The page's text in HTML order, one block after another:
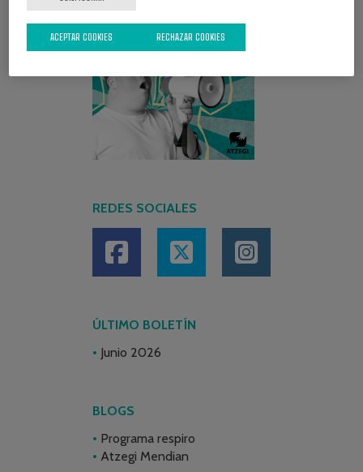
REDES SOCIALES
ÚLTIMO BOLETÍN
Junio 2026
BLOGS
Programa respiro
Atzegi Mendian
RECHAZAR COOKIES
ACEPTAR COOKIES